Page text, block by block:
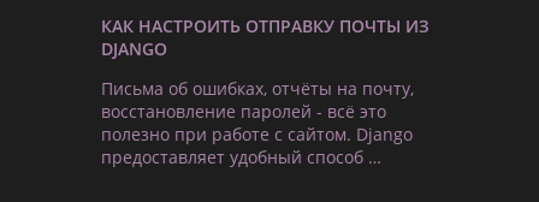
КАК НАСТРОИТЬ ОТПРАВКУ ПОЧТЫ ИЗ
DJANGO
Письма об ошибках, отчёты на почту,
восстановление паролей - всё это
полезно при работе с сайтом. Django
предоставляет удобный способ …